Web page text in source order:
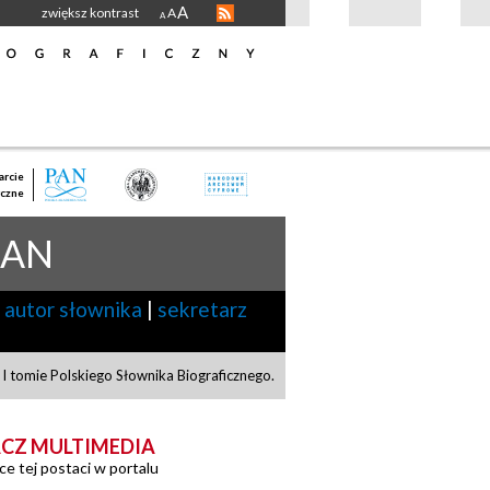
zwiększ kontrast A AA
autor słownika | sekretarz
Polskiego Słownika Biograficznego.
MULTIMEDIA
tej postaci w portalu